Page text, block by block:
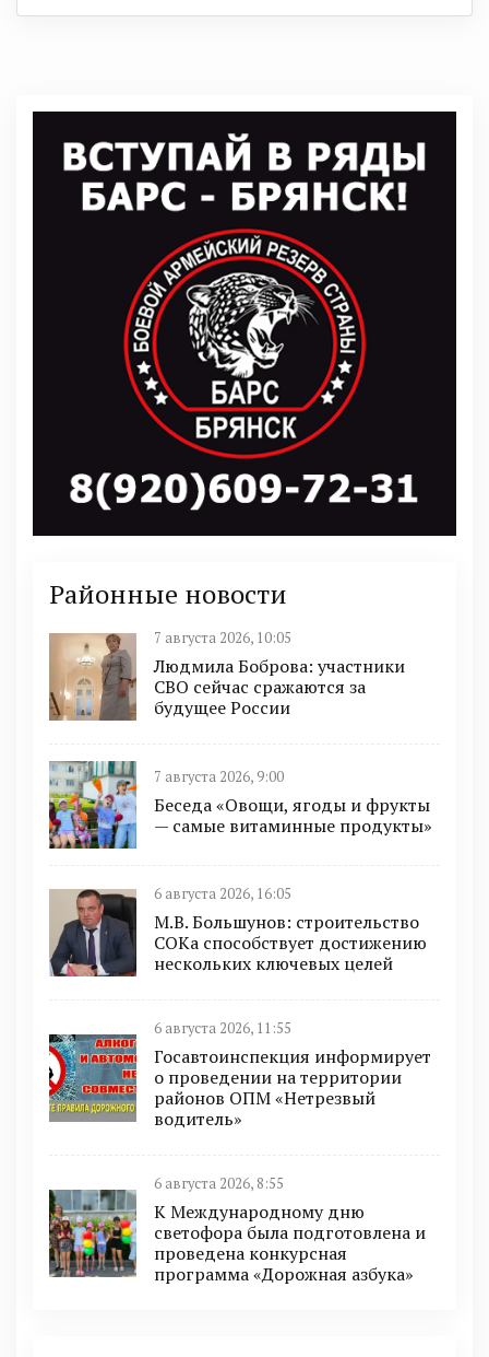
Районные новости
7 августа 2026, 10:05
Людмила Боброва: участники
СВО сейчас сражаются за
будущее России
7 августа 2026, 9:00
Беседа «Овощи, ягоды и фрукты
— самые витаминные продукты»
6 августа 2026, 16:05
М.В. Большунов: строительство
СОКа способствует достижению
нескольких ключевых целей
6 августа 2026, 11:55
Госавтоинспекция информирует
о проведении на территории
районов ОПМ «Нетрезвый
водитель»
6 августа 2026, 8:55
К Международному дню
светофора была подготовлена и
проведена конкурсная
программа «Дорожная азбука»